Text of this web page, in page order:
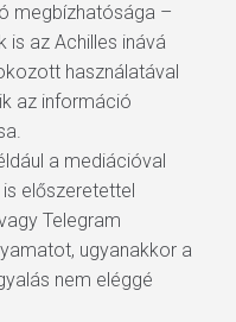
megbízhatósága –
is az Achilles inává
használatával
az információ
a mediációval
előszeretettel
Telegram
ugyanakkor a
nem eléggé